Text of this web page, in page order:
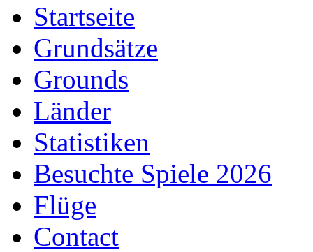
Startseite
Grundsätze
Grounds
Länder
Statistiken
Besuchte Spiele 2026
Flüge
Contact